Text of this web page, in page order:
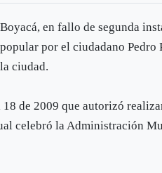
en fallo de segunda
por el ciudadano Pedro
ciudad.
de 2009 que autorizó
celebró la Administración